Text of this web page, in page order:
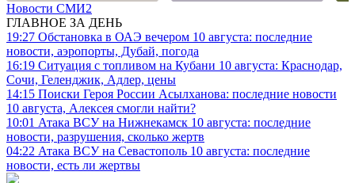
Новости СМИ2
ГЛАВНОЕ ЗА ДЕНЬ
19:27 Обстановка в ОАЭ вечером 10 августа: последние
новости, аэропорты, Дубай, погода
16:19 Ситуация с топливом на Кубани 10 августа: Краснодар,
Сочи, Геленджик, Адлер, цены
14:15 Поиски Героя России Асылханова: последние новости
10 августа, Алексея смогли найти?
10:01 Атака ВСУ на Нижнекамск 10 августа: последние
новости, разрушения, сколько жертв
04:22 Атака ВСУ на Севастополь 10 августа: последние
новости, есть ли жертвы